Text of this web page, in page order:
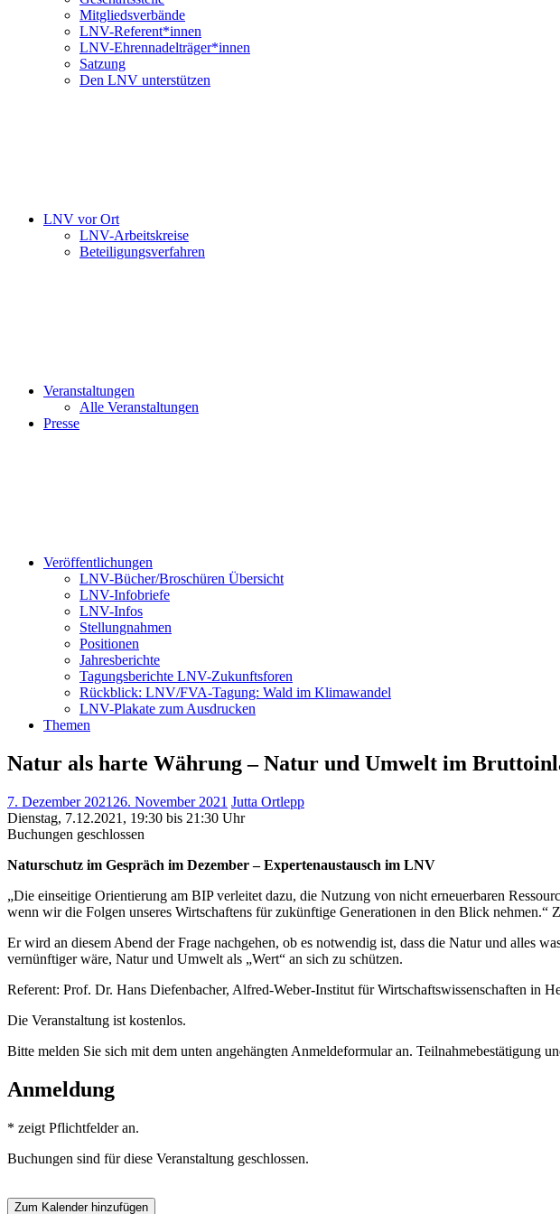
Mitgliedsverbände
LNV-Referent*innen
LNV-Ehrennadelträger*innen
Satzung
Den LNV unterstützen
LNV vor Ort
LNV-Arbeitskreise
Beteiligungsverfahren
Veranstaltungen
Alle Veranstaltungen
Presse
Veröffentlichungen
LNV-Bücher/Broschüren Übersicht
LNV-Infobriefe
LNV-Infos
Stellungnahmen
Positionen
Jahresberichte
Tagungsberichte LNV-Zukunftsforen
Rückblick: LNV/FVA-Tagung: Wald im Klimawandel
LNV-Plakate zum Ausdrucken
Themen
Natur als harte Währung – Natur und Umwelt im
7. Dezember 2021 26. November 2021 Jutta Ortlepp
Dienstag, 7.12.2021, 19:30 bis 21:30 Uhr
Buchungen geschlossen
Naturschutz im Gespräch im Dezember – Expertenaustausch im LNV
„Die einseitige Orientierung am BIP verleitet dazu, die Nutzung von nicht erneuerbaren
wenn wir die Folgen unseres Wirtschaftens für zukünftige Generationen in den Blick nehmen.“
Er wird an diesem Abend der Frage nachgehen, ob es notwendig ist, dass die Natur und alles
vernünftiger wäre, Natur und Umwelt als „Wert“ an sich zu schützen.
Referent: Prof. Dr. Hans Diefenbacher, Alfred-Weber-Institut für Wirtschaftswissenschaften in
Die Veranstaltung ist kostenlos.
Bitte melden Sie sich mit dem unten angehängten Anmeldeformular an. Teilnahmebestätigung
Anmeldung
* zeigt Pflichtfelder an.
Buchungen sind für diese Veranstaltung geschlossen.
Zum Kalender hinzufügen